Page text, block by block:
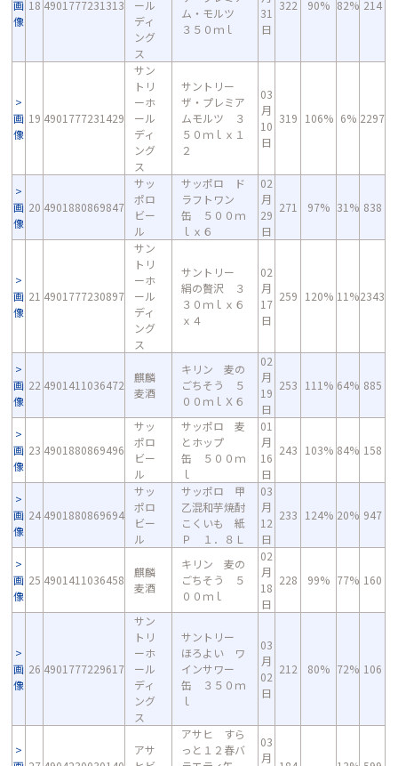
画
像
18 4901777231313
ール
ディ
ング
ス
ム・モルツ
３５０ｍｌ
31
日
322 90% 82% 214
画
像
19 4901777231429
サン
トリ
ーホ
ール
ディ
ング
ス
サントリー
ザ・プレミア
ムモルツ ３
５０ｍｌｘ１
２
03
月
10
日
319 106% 6% 2297
画
像
20 4901880869847
サッ
ポロ
ビー
ル
サッポロ ド
ラフトワン
缶 ５００ｍ
ｌｘ６
02
月
29
日
271 97% 31% 838
画
像
21 4901777230897
サン
トリ
ーホ
ール
ディ
ング
ス
サントリー
絹の贅沢 ３
３０ｍｌｘ６
ｘ４
02
月
17
日
259 120% 11%2343
画
像
22 4901411036472
麒麟
麦酒
キリン 麦の
ごちそう ５
００ｍｌＸ６
02
月
19
日
253 111% 64% 885
画
像
23 4901880869496
サッ
ポロ
ビー
ル
サッポロ 麦
とホップ
缶 ５００ｍ
ｌ
01
月
16
日
243 103% 84% 158
画
像
24 4901880869694
サッ
ポロ
ビー
ル
サッポロ 甲
乙混和芋焼酎
こくいも 紙
Ｐ １．８Ｌ
03
月
12
日
233 124% 20% 947
画
像
25 4901411036458
麒麟
麦酒
キリン 麦の
ごちそう ５
００ｍｌ
02
月
18
日
228 99% 77% 160
画
像
26 4901777229617
サン
トリ
ーホ
ール
ディ
ング
ス
サントリー
ほろよい ワ
インサワー
缶 ３５０ｍ
ｌ
03
月
02
日
212 80% 72% 106
アサ
アサヒ すら
っと１２春バ
03
月